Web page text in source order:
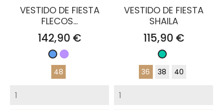
VESTIDO DE FIESTA
FLECOS...
Precio
142,90 €
AzulMalva
48
VESTIDO DE FIESTA
SHAILA
Precio
115,90 €
Turquesa
36
38 40